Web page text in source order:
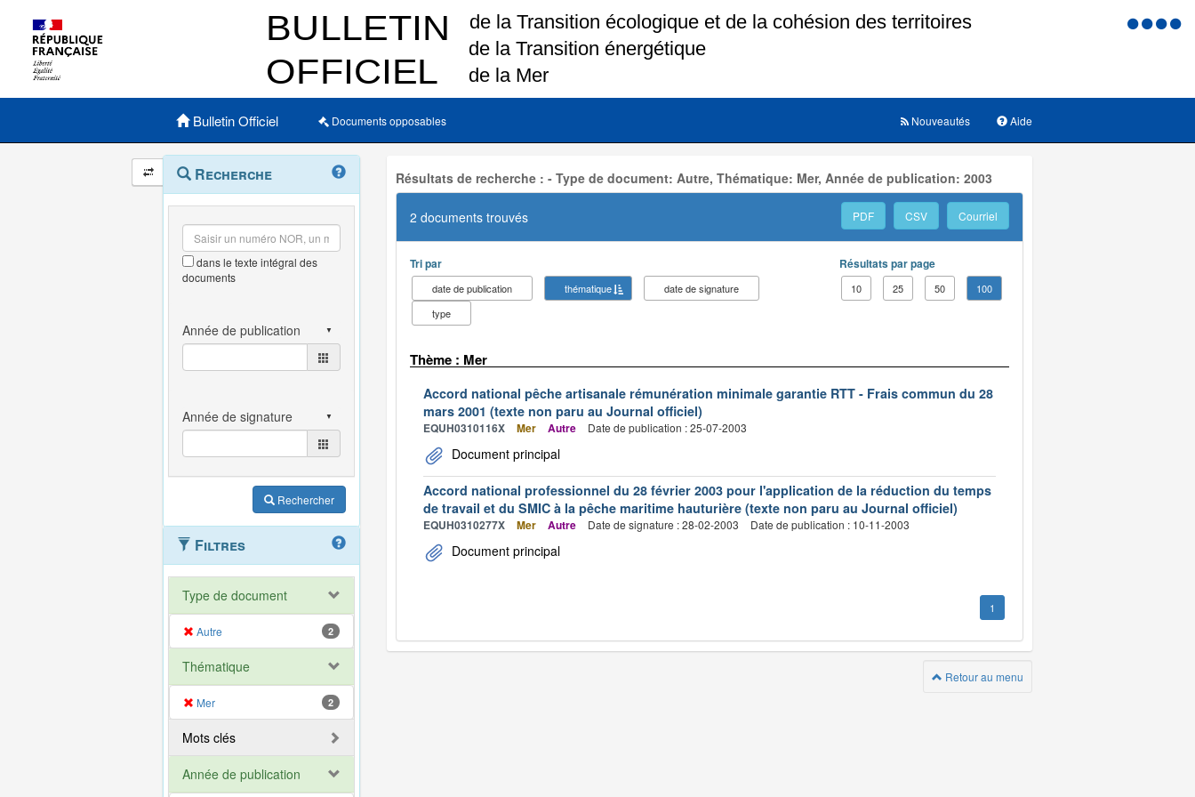
Menu
Menu principal
Bulletin Officiel Documents opposables Aide
Nouveautés
Navigation
et
outils
annexes
Menu
contextuel
Recherche
dans le texte intégral des
documents
Rechercher
Filtres
Type de document
Autre 2
Thématique
Mer 2
Mots clés
Année de publication
Résultats de recherche : - Type de document: Autre, Thématique: Mer, Année de publication: 2003
2 documents trouvés PDF CSV Courriel
Tri par
date de publication thématique
date de signature
type
Résultats par page
10 25 50 100
Thème : Mer
Accord national pêche artisanale rémunération minimale garantie RTT - Frais commun du 28
mars 2001 (texte non paru au Journal officiel)
EQUH0310116X Mer Autre Date de publication : 25-07-2003
Document principal
Accord national professionnel du 28 février 2003 pour l'application de la réduction du temps
de travail et du SMIC à la pêche maritime hauturière (texte non paru au Journal officiel)
EQUH0310277X Mer Autre Date de signature : 28-02-2003 Date de publication : 10-11-2003
Document principal
1
Retour au menu